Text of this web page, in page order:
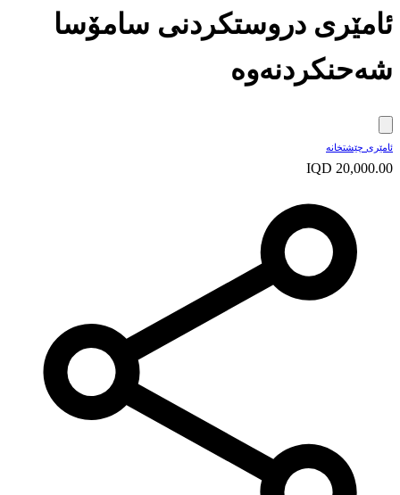
ئامێری دروستکردنی سامۆسا
شەحنکردنەوە
ئامێری چێشتخانە
IQD 20,000.00